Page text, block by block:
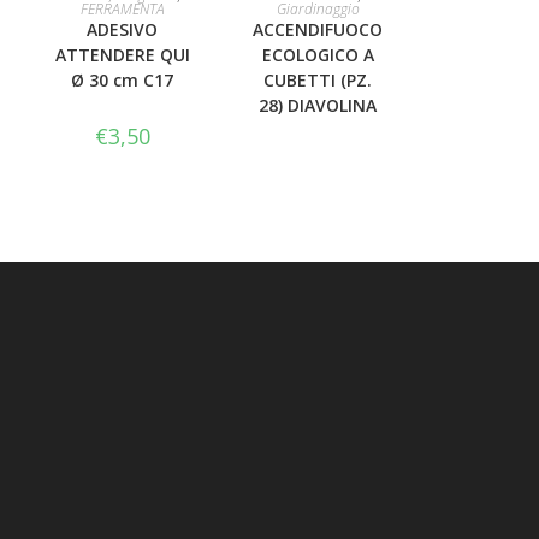
CARRELLO
FERRAMENTA
ADESIVO
ATTENDERE QUI
Ø 30 cm C17
€3,50
Giardinaggio
ACCENDIFUOCO
ECOLOGICO A
CUBETTI (PZ.
28) DIAVOLINA